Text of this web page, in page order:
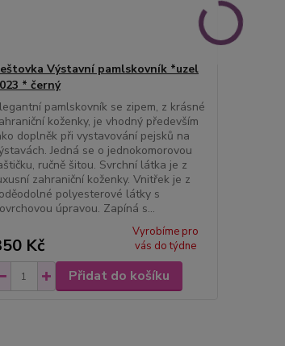
Výstavní pamlskovník *uzel
* černý
pamlskovník se zipem, z krásné
koženky, je vhodný především
doplněk při vystavování pejsků na
Jedná se o jednokomorovou
ručně šitou. Svrchní látka je z
zahraniční koženky. Vnitřek je z
polyesterové látky s
úpravou. Zapíná s...
Kč
Vyrobíme pro
vás do týdne
Přidat do košíku